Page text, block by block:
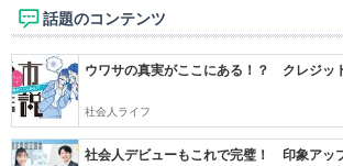
話題のコンテンツ
ウワサの真実がここにある！？ クレジッ
社会人ライフ
社会人デビューもこれで完璧！ 印象アッ